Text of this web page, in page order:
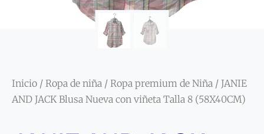
Inicio / Ropa de niña / Ropa premium de Niña / JANIE
AND JACK Blusa Nueva con viñeta Talla 8 (58X40CM)